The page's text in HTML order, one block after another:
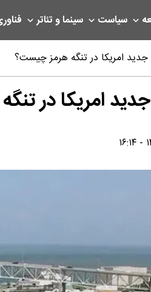
سیاست سینما و تئاتر
جدید امریکا در تنگه هرمز چیست؟
جدید امریکا در